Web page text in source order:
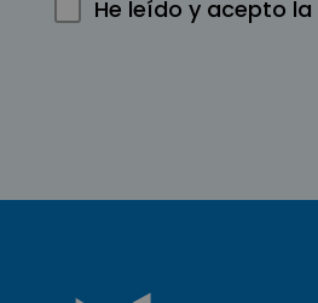
He leído y acepto la